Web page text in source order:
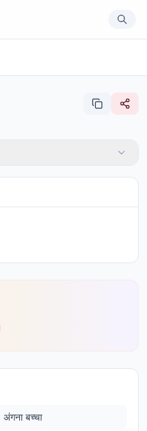
अंगना बच्चा